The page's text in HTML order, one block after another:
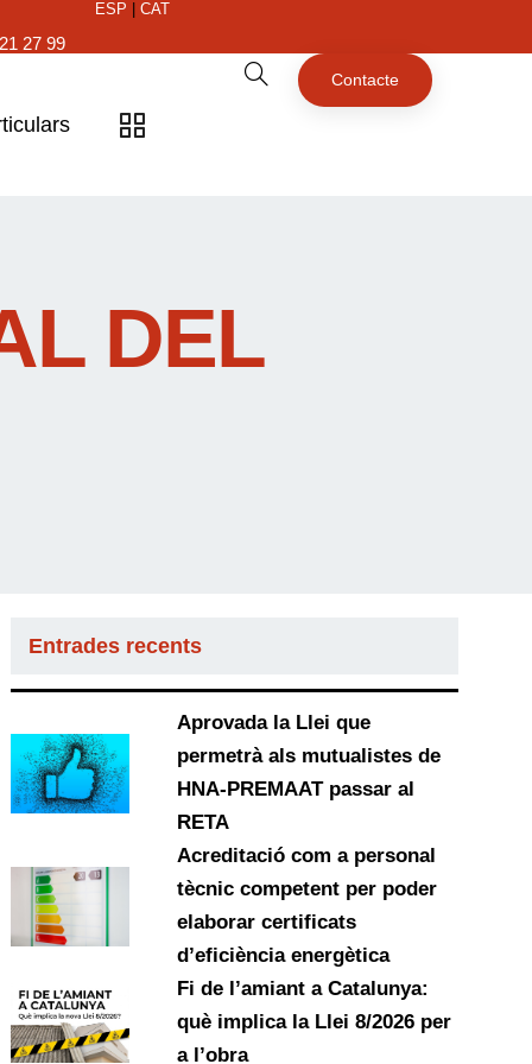
27 99
ESP CAT
Contacte
DEL
Entrades recents
Aprovada la Llei que
permetrà als mutualistes de
HNA-PREMAAT passar al
RETA
Acreditació com a personal
tècnic competent per poder
elaborar certificats
d’eficiència energètica
Fi de l’amiant a Catalunya:
què implica la Llei 8/2026 per
a l’obra